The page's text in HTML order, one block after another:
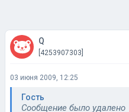
Q
[4253907303]
03 июня 2009, 12:25
Гость
Сообщение было удалено